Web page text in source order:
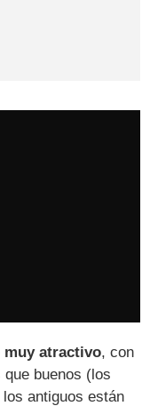
muy atractivo, con
buenos (los
antiguos están